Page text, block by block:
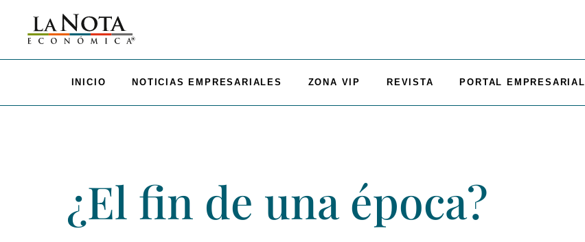
INICIO NOTICIAS EMPRESARIALES ZONA VIP REVISTA PORTAL EMPRESARIAL
¿El fin de una época?